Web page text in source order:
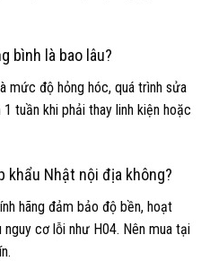
bình là bao lâu?
mức độ hỏng hóc, quá trình sửa
tuần khi phải thay linh kiện hoặc
khẩu Nhật nội địa không?
hãng đảm bảo độ bền, hoạt
cơ lỗi như H04. Nên mua tại